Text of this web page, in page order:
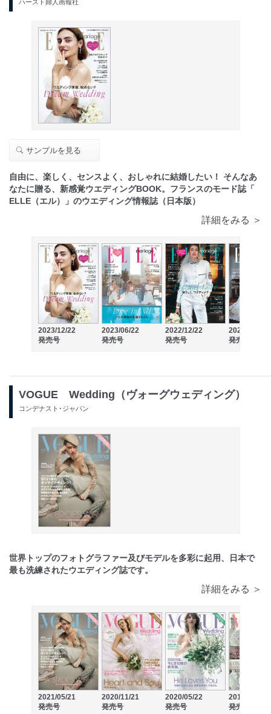
ハースト婦人画報社
サンプルを見る
自由に、楽しく、センスよく、おしゃれに結婚したい！ そんなあ
なたに贈る、新感覚ウエディングBOOK。フランスのモード誌「
ELLE（エル）」のウエディング情報誌（日本版）
詳細をみる ＞
2023/12/22
発売号
2023/06/22
発売号
2022/12/22
発売号
2022/06/21
発売号
VOGUE Wedding（ヴォーグウェディング）
コンデナスト･ジャパン
世界トップのフォトグラファー及びモデルを多彩に起用、日本で
最も洗練されたウエディング誌です。
詳細をみる ＞
2021/05/21
発売号
2020/11/21
発売号
2020/05/22
発売号
2019/11/26
発売号